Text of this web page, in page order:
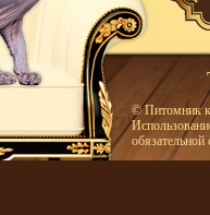
© Питомник
обязательной